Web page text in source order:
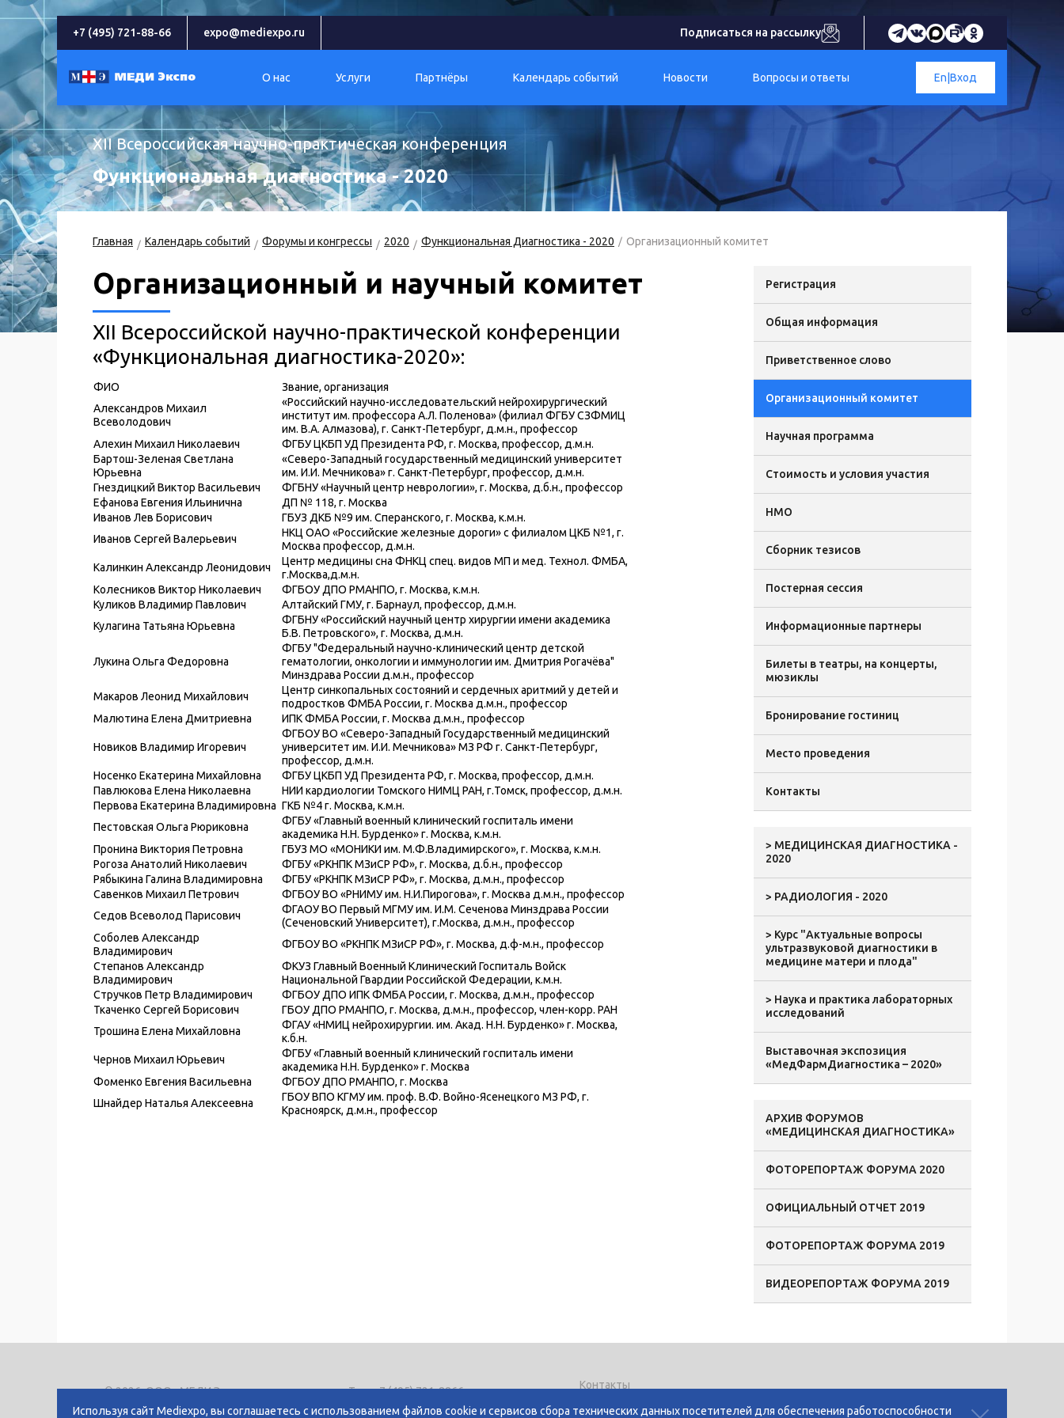
Используя сайт Mediexpo, вы соглашаетесь с использованием файлов cookie и сервисов сбора технических данных посетителей для обеспечения работоспособности
+7 (495) 721-88-66 expo@mediexpo.ru Подписаться на рассылку
О нас Услуги Партнёры Календарь событий Новости Вопросы и ответы Вход
En
XII Всероссийская научно-практическая конференция
Функциональная диагностика - 2020
Главная Календарь событий Форумы и конгрессы 2020 Функциональная Диагностика - 2020 Организационный комитет
Организационный и научный комитет
XII Всероссийской научно-практической конференции
«Функциональная диагностика-2020»:
ФИО
Звание, организация
Александров Михаил
Всеволодович
«Российский научно-исследовательский нейрохирургический
институт им. профессора А.Л. Поленова» (филиал ФГБУ СЗФМИЦ
им. В.А. Алмазова), г. Санкт-Петербург, д.м.н., профессор
Алехин Михаил Николаевич
ФГБУ ЦКБП УД Президента РФ, г. Москва, профессор, д.м.н.
Бартош-Зеленая Светлана
Юрьевна
«Северо-Западный государственный медицинский университет
им. И.И. Мечникова» г. Санкт-Петербург, профессор, д.м.н.
Гнездицкий Виктор Васильевич
ФГБНУ «Научный центр неврологии», г. Москва, д.б.н., профессор
Ефанова Евгения Ильинична
ДП № 118, г. Москва
Иванов Лев Борисович
ГБУЗ ДКБ №9 им. Сперанского, г. Москва, к.м.н.
Иванов Сергей Валерьевич
НКЦ ОАО «Российские железные дороги» с филиалом ЦКБ №1, г.
Москва профессор, д.м.н.
Калинкин Александр Леонидович
Центр медицины сна ФНКЦ спец. видов МП и мед. Технол. ФМБА,
г.Москва,д.м.н.
Колесников Виктор Николаевич
ФГБОУ ДПО РМАНПО, г. Москва, к.м.н.
Куликов Владимир Павлович
Алтайский ГМУ, г. Барнаул, профессор, д.м.н.
Кулагина Татьяна Юрьевна
ФГБНУ «Российский научный центр хирургии имени академика
Б.В. Петровского», г. Москва, д.м.н.
Лукина Ольга Федоровна
ФГБУ "Федеральный научно-клинический центр детской
гематологии, онкологии и иммунологии им. Дмитрия Рогачёва"
Минздрава России д.м.н., профессор
Макаров Леонид Михайлович
Центр синкопальных состояний и сердечных аритмий у детей и
подростков ФМБА России, г. Москва д.м.н., профессор
Малютина Елена Дмитриевна
ИПК ФМБА России, г. Москва д.м.н., профессор
Новиков Владимир Игоревич
ФГБОУ ВО «Северо-Западный Государственный медицинский
университет им. И.И. Мечникова» МЗ РФ г. Санкт-Петербург,
профессор, д.м.н.
Носенко Екатерина Михайловна
ФГБУ ЦКБП УД Президента РФ, г. Москва, профессор, д.м.н.
Павлюкова Елена Николаевна
НИИ кардиологии Томского НИМЦ РАН, г.Томск, профессор, д.м.н.
Первова Екатерина Владимировна ГКБ №4 г. Москва, к.м.н.
Пестовская Ольга Рюриковна
ФГБУ «Главный военный клинический госпиталь имени
академика Н.Н. Бурденко» г. Москва, к.м.н.
Пронина Виктория Петровна
ГБУЗ МО «МОНИКИ им. М.Ф.Владимирского», г. Москва, к.м.н.
Рогоза Анатолий Николаевич
ФГБУ «РКНПК МЗиСР РФ», г. Москва, д.б.н., профессор
Рябыкина Галина Владимировна
ФГБУ «РКНПК МЗиСР РФ», г. Москва, д.м.н., профессор
Савенков Михаил Петрович
ФГБОУ ВО «РНИМУ им. Н.И.Пирогова», г. Москва д.м.н., профессор
Седов Всеволод Парисович
ФГАОУ ВО Первый МГМУ им. И.М. Сеченова Минздрава России
(Сеченовский Университет), г.Москва, д.м.н., профессор
Соболев Александр
Владимирович
ФГБОУ ВО «РКНПК МЗиСР РФ», г. Москва, д.ф-м.н., профессор
Степанов Александр
Владимирович
ФКУЗ Главный Военный Клинический Госпиталь Войск
Национальной Гвардии Российской Федерации, к.м.н.
Стручков Петр Владимирович
ФГБОУ ДПО ИПК ФМБА России, г. Москва, д.м.н., профессор
Ткаченко Сергей Борисович
ГБОУ ДПО РМАНПО, г. Москва, д.м.н., профессор, член-корр. РАН
Трошина Елена Михайловна
ФГАУ «НМИЦ нейрохирургии. им. Акад. Н.Н. Бурденко» г. Москва,
к.б.н.
Чернов Михаил Юрьевич
ФГБУ «Главный военный клинический госпиталь имени
академика Н.Н. Бурденко» г. Москва
Фоменко Евгения Васильевна
ФГБОУ ДПО РМАНПО, г. Москва
Шнайдер Наталья Алексеевна
ГБОУ ВПО КГМУ им. проф. В.Ф. Войно-Ясенецкого МЗ РФ, г.
Красноярск, д.м.н., профессор
Регистрация
Общая информация
Приветственное слово
Организационный комитет
Научная программа
Стоимость и условия участия
НМО
Сборник тезисов
Постерная сессия
Информационные партнеры
Билеты в театры, на концерты,
мюзиклы
Бронирование гостиниц
Место проведения
Контакты
> МЕДИЦИНСКАЯ ДИАГНОСТИКА -
2020
> РАДИОЛОГИЯ - 2020
> Курс "Актуальные вопросы
ультразвуковой диагностики в
медицине матери и плода"
> Наука и практика лабораторных
исследований
Выставочная экспозиция
«МедФармДиагностика – 2020»
АРХИВ ФОРУМОВ
«МЕДИЦИНСКАЯ ДИАГНОСТИКА»
ФОТОРЕПОРТАЖ ФОРУМА 2020
ОФИЦИАЛЬНЫЙ ОТЧЕТ 2019
ФОТОРЕПОРТАЖ ФОРУМА 2019
ВИДЕОРЕПОРТАЖ ФОРУМА 2019
© 2026, ООО «МЕДИ Экспо» Тел.+7 (495) 721-8866
expo@mediexpo.ru
Контакты
Политика конфиденциальности